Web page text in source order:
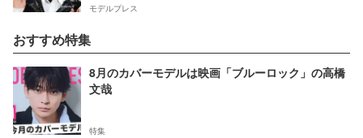
モデルプレス
おすすめ特集
8月のカバーモデルは映画「ブルーロック」の高橋
文哉
特集